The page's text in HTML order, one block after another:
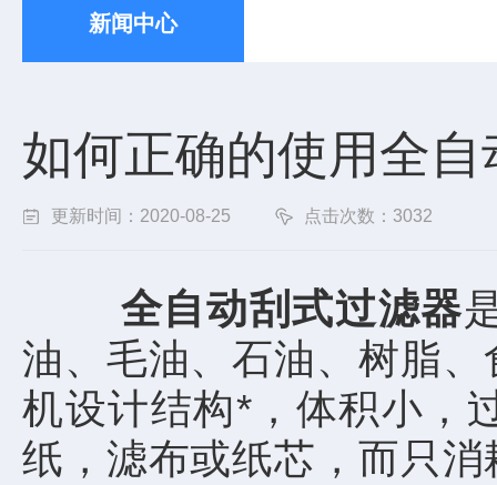
新闻中心
如何正确的使用全
更新时间：2020-08-25 点击次数：3032
全自动刮式过滤器
油、毛油、石油、树脂
机设计结构*，体积小，
纸，滤布或纸芯，而只